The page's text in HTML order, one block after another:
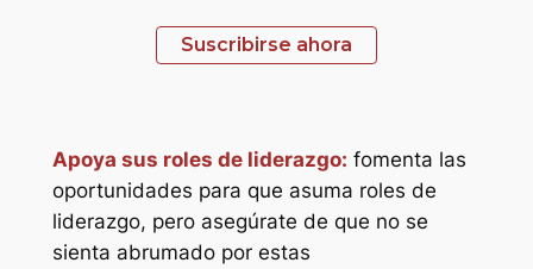
Suscribirse ahora
Apoya sus roles de liderazgo: fomenta las
oportunidades para que asuma roles de
liderazgo, pero asegúrate de que no se
sienta abrumado por estas